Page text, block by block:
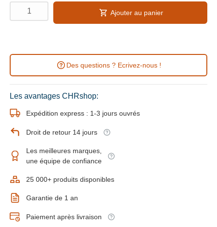
Ajouter au panier
Des questions ? Ecrivez-nous !
Les avantages CHRshop:
Expédition express : 1-3 jours ouvrés
Droit de retour 14 jours
Les meilleures marques,
une équipe de confiance
25 000+ produits disponibles
Garantie de 1 an
Paiement après livraison